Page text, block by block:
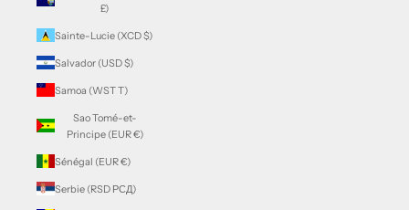
£)
Sainte-Lucie (XCD $)
Salvador (USD $)
Samoa (WST T)
Sao Tomé-et-
Principe (EUR €)
Sénégal (EUR €)
Serbie (RSD РСД)